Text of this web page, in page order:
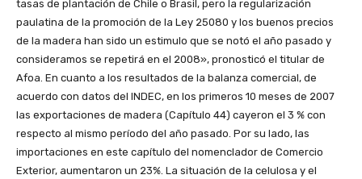
tasas de plantación de Chile o Brasil, pero la regularización
paulatina de la promoción de la Ley 25080 y los buenos precios
de la madera han sido un estimulo que se notó el año pasado y
consideramos se repetirá en el 2008», pronosticó el titular de
Afoa. En cuanto a los resultados de la balanza comercial, de
acuerdo con datos del INDEC, en los primeros 10 meses de 2007
las exportaciones de madera (Capítulo 44) cayeron el 3 % con
respecto al mismo período del año pasado. Por su lado, las
importaciones en este capítulo del nomenclador de Comercio
Exterior, aumentaron un 23%. La situación de la celulosa y el